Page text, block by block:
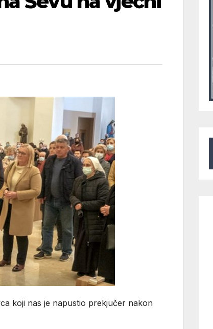
koji nas je napustio prekjučer nakon